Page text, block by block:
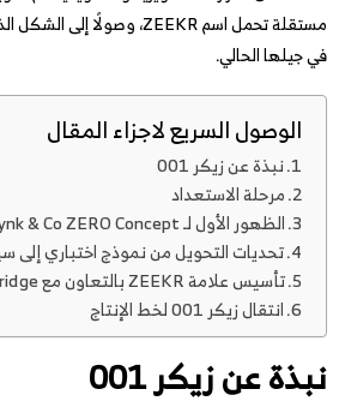
في جيلها الحالي.
الوصول السريع لاجزاء المقال
نبذة عن زيكر 001
مرحلة الاستعداد
الظهور الأول لـ Lynk & Co ZERO Concept
تحديات التحويل من نموذج اختباري إلى
تأسيس علامة ZEEKR بالتعاون مع CBi China Bridge
انتقال زيكر 001 لخط الإنتاج
نبذة عن زيكر 001